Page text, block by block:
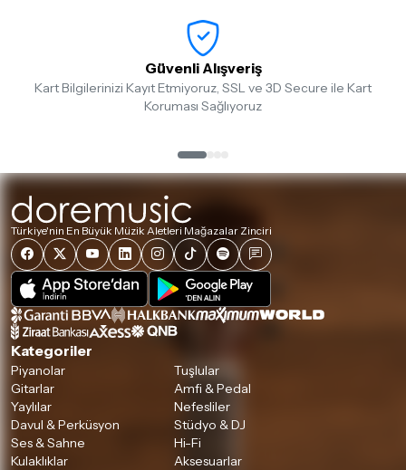
Güvenli Alışveriş
Kart Bilgilerinizi Kayıt Etmiyoruz, SSL ve 3D Secure ile Kart
Koruması Sağlıyoruz
Türkiye'nin En Büyük Müzik Aletleri Mağazalar Zinciri
Kategoriler
Piyanolar
Tuşlular
Gitarlar
Amfi & Pedal
Yaylılar
Nefesliler
Davul & Perküsyon
Stüdyo & DJ
Ses & Sahne
Hi-Fi
Kulaklıklar
Aksesuarlar